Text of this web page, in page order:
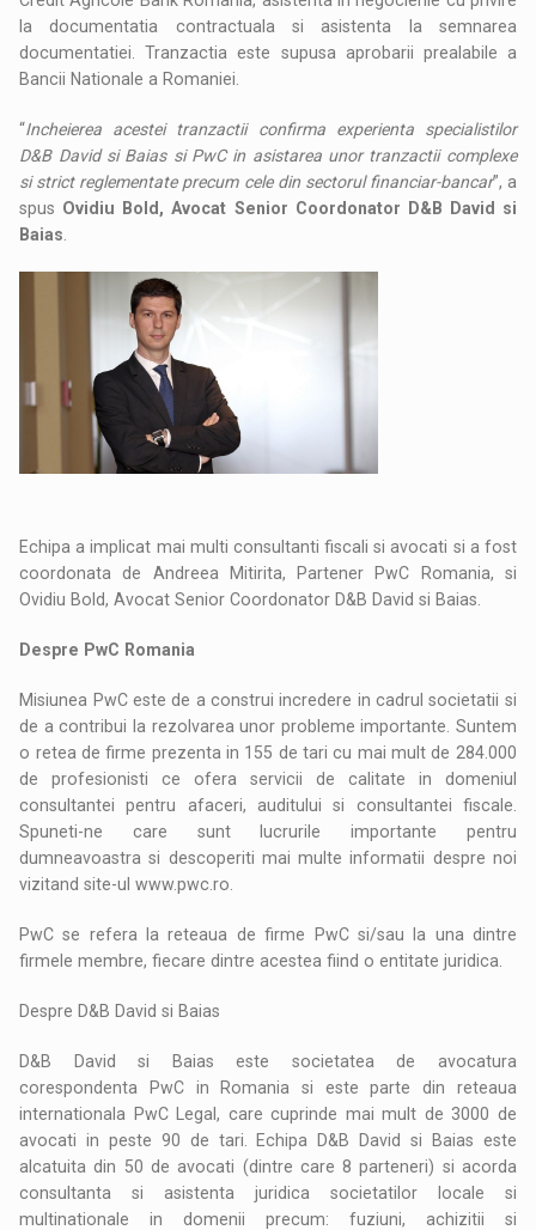
la documentatia contractuala si asistenta la semnarea
documentatiei. Tranzactia este supusa aprobarii prealabile a
Bancii Nationale a Romaniei.
“Incheierea acestei tranzactii confirma experienta specialistilor
D&B David si Baias si PwC in asistarea unor tranzactii complexe
si strict reglementate precum cele din sectorul financiar-bancar”, a
spus Ovidiu Bold, Avocat Senior Coordonator D&B David si
Baias
Echipa a implicat mai multi consultanti fiscali si avocati si a fost
coordonata de Andreea Mitirita, Partener PwC Romania, si
Ovidiu Bold, Avocat Senior Coordonator D&B David si Baias.
Despre PwC Romania
Misiunea PwC este de a construi incredere in cadrul societatii si
de a contribui la rezolvarea unor probleme importante. Suntem
o retea de firme prezenta in 155 de tari cu mai mult de 284.000
de profesionisti ce ofera servicii de calitate in domeniul
consultantei pentru afaceri, auditului si consultantei fiscale.
Spuneti-ne care sunt lucrurile importante pentru
dumneavoastra si descoperiti mai multe informatii despre noi
vizitand site-ul www.pwc.ro.
PwC se refera la reteaua de firme PwC si/sau la una dintre
firmele membre, fiecare dintre acestea fiind o entitate juridica.
Despre D&B David si Baias
D&B David si Baias este societatea de avocatura
corespondenta PwC in Romania si este parte din reteaua
internationala PwC Legal, care cuprinde mai mult de 3000 de
avocati in peste 90 de tari. Echipa D&B David si Baias este
alcatuita din 50 de avocati (dintre care 8 parteneri) si acorda
consultanta si asistenta juridica societatilor locale si
multinationale in domenii precum: fuziuni, achizitii si